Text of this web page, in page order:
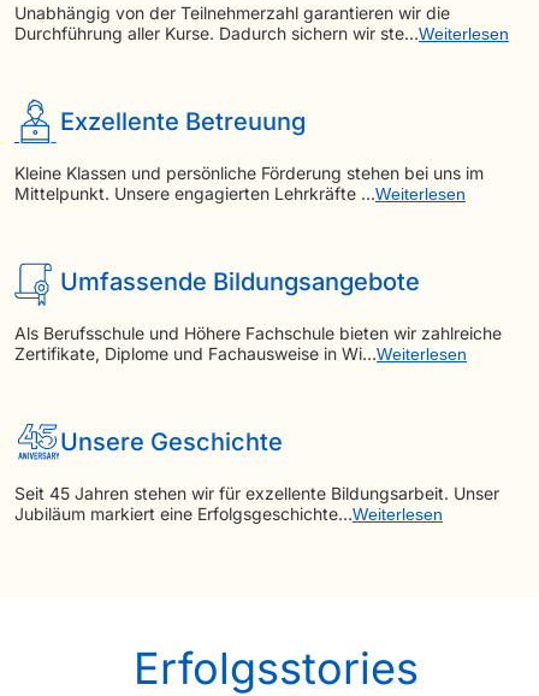
Unabhängig von der Teilnehmerzahl garantieren wir die
Durchführung aller Kurse. Dadurch sichern wir ste…Weiterlesen
Exzellente Betreuung
Kleine Klassen und persönliche Förderung stehen bei uns im
Mittelpunkt. Unsere engagierten Lehrkräfte …Weiterlesen
Umfassende Bildungsangebote
Als Berufsschule und Höhere Fachschule bieten wir zahlreiche
Zertifikate, Diplome und Fachausweise in Wi…Weiterlesen
Unsere Geschichte
Seit 45 Jahren stehen wir für exzellente Bildungsarbeit. Unser
Jubiläum markiert eine Erfolgsgeschichte…Weiterlesen
Erfolgsstories